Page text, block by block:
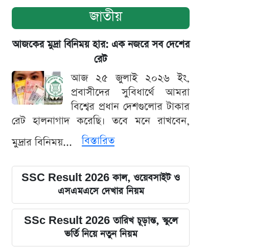
জাতীয়
আজকের মুদ্রা বিনিময় হার: এক নজরে সব দেশের
রেট
আজ ২৫ জুলাই ২০২৬ ইং,
প্রবাসীদের সুবিধার্থে আমরা
বিশ্বের প্রধান দেশগুলোর টাকার
রেট হালনাগাদ করেছি। তবে মনে রাখবেন,
মুদ্রার বিনিময়...
বিস্তারিত
SSC Result 2026 কাল, ওয়েবসাইট ও
এসএমএসে দেখার নিয়ম
SSc Result 2026 তারিখ চূড়ান্ত, স্কুলে
ভর্তি নিয়ে নতুন নিয়ম